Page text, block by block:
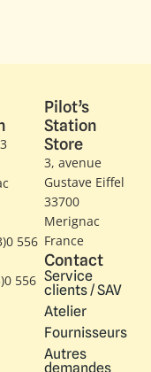
556
556
Pilot’s
Station
Store
3, avenue
Gustave Eiffel​
33700
Merignac
France
Contact
Service
clients / SAV
Atelier
Fournisseurs
Autres
demandes